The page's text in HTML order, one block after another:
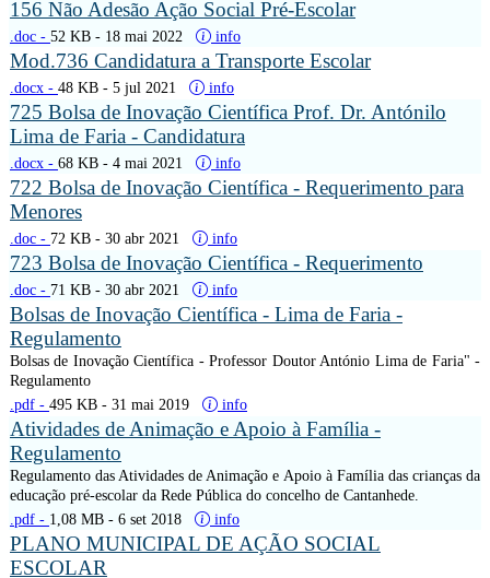
156 Não Adesão Ação Social Pré-Escolar
.doc - 52 KB - 18 mai 2022 info
Mod.736 Candidatura a Transporte Escolar
.docx - 48 KB - 5 jul 2021 info
725 Bolsa de Inovação Científica Prof. Dr. Antónilo
Lima de Faria - Candidatura
.docx - 68 KB - 4 mai 2021 info
722 Bolsa de Inovação Científica - Requerimento para
Menores
.doc - 72 KB - 30 abr 2021 info
723 Bolsa de Inovação Científica - Requerimento
.doc - 71 KB - 30 abr 2021 info
Bolsas de Inovação Científica - Lima de Faria -
Regulamento
Bolsas de Inovação Científica - Professor Doutor António Lima de Faria" -
Regulamento
.pdf - 495 KB - 31 mai 2019 info
Atividades de Animação e Apoio à Família -
Regulamento
Regulamento das Atividades de Animação e Apoio à Família das crianças da
educação pré-escolar da Rede Pública do concelho de Cantanhede.
.pdf - 1,08 MB - 6 set 2018 info
PLANO MUNICIPAL DE AÇÃO SOCIAL
ESCOLAR